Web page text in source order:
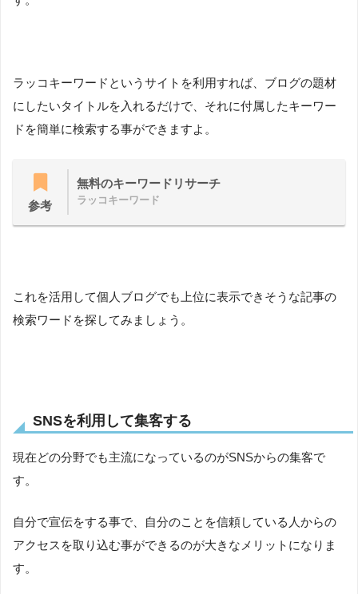
ラッコキーワードというサイトを利用すれば、ブログの題材
にしたいタイトルを入れるだけで、それに付属したキーワー
ドを簡単に検索する事ができますよ。
参考
無料のキーワードリサーチ
ラッコキーワード
これを活用して個人ブログでも上位に表示できそうな記事の
検索ワードを探してみましょう。
SNSを利用して集客する
現在どの分野でも主流になっているのがSNSからの集客で
す。
自分で宣伝をする事で、自分のことを信頼している人からの
アクセスを取り込む事ができるのが大きなメリットになりま
す。